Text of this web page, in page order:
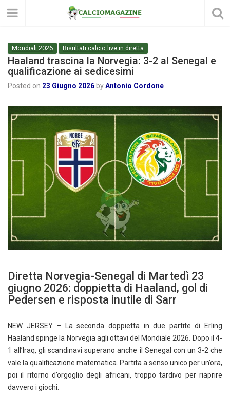
Mondiali 2026 Risultati calcio live in diretta
Haaland trascina la Norvegia: 3-2 al Senegal e
qualificazione ai sedicesimi
Posted on 23 Giugno 2026 byAntonio Cordone
Diretta Norvegia-Senegal di Martedì 23
giugno 2026: doppietta di Haaland, gol di
Pedersen e risposta inutile di Sarr
NEW JERSEY – La seconda doppietta in due partite di Erling
Haaland spinge la Norvegia agli ottavi del Mondiale 2026. Dopo il 4-
1 all’Iraq, gli scandinavi superano anche il Senegal con un 3-2 che
vale la qualificazione matematica. Partita a senso unico per un’ora,
poi il ritorno d’orgoglio degli africani, troppo tardivo per riaprire
davvero i giochi.